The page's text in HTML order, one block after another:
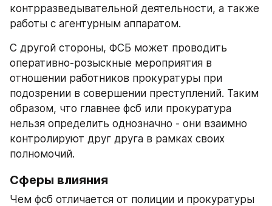
контрразведывательной деятельности, а также
работы с агентурным аппаратом.
С другой стороны, ФСБ может проводить
оперативно-розыскные мероприятия в
отношении работников прокуратуры при
подозрении в совершении преступлений. Таким
образом, что главнее фсб или прокуратура
нельзя определить однозначно - они взаимно
контролируют друг друга в рамках своих
полномочий.
Сферы влияния
Чем фсб отличается от полиции и прокуратуры